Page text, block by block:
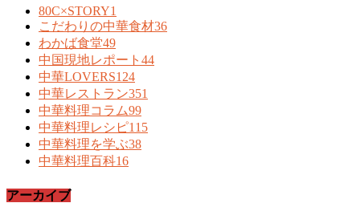
80C×STORY1
こだわりの中華食材36
わかば食堂49
中国現地レポート 44
中華LOVERS124
中華レストラン351
中華料理コラム99
中華料理レシピ115
中華料理を学ぶ38
中華料理百科16
アーカイブ